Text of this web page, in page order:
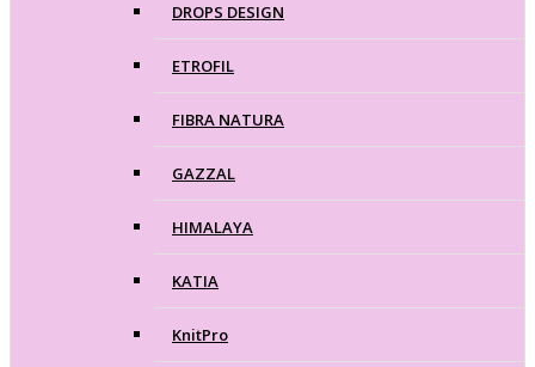
DROPS DESIGN
ETROFIL
FIBRA NATURA
GAZZAL
HIMALAYA
KATIA
KnitPro